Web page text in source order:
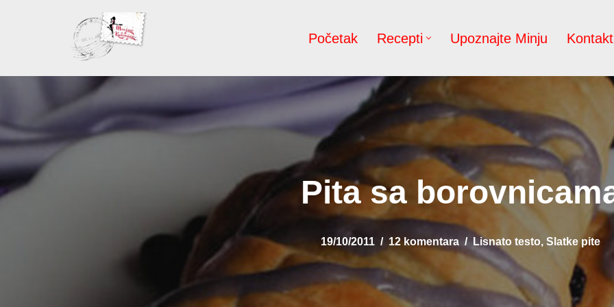
sadržaj
Početak Recepti Upoznajte Minju Kontakt
Pita sa
19/10/2011 12 komentara Lisnato testo, Slatke pite